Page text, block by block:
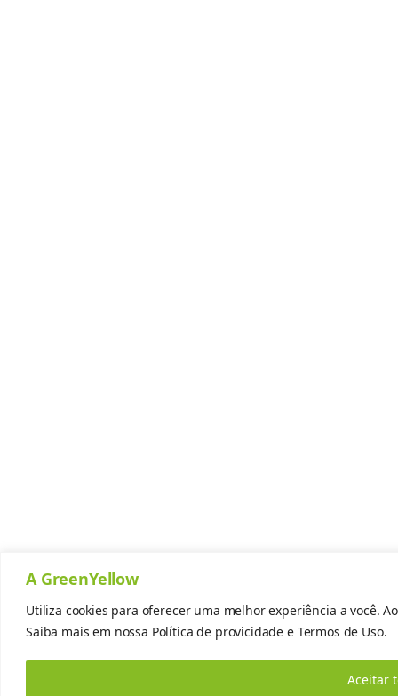
A GreenYellow
Utiliza cookies para oferecer uma melhor experiência a você.
Saiba mais em nossa Política de provicidade e Termos de Uso.
Aceitar